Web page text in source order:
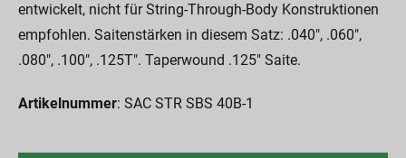
entwickelt, nicht für String-Through-Body Konstruktionen
empfohlen. Saitenstärken in diesem Satz: .040", .060",
.080", .100", .125T". Taperwound .125" Saite.
Artikelnummer: SAC STR SBS 40B-1